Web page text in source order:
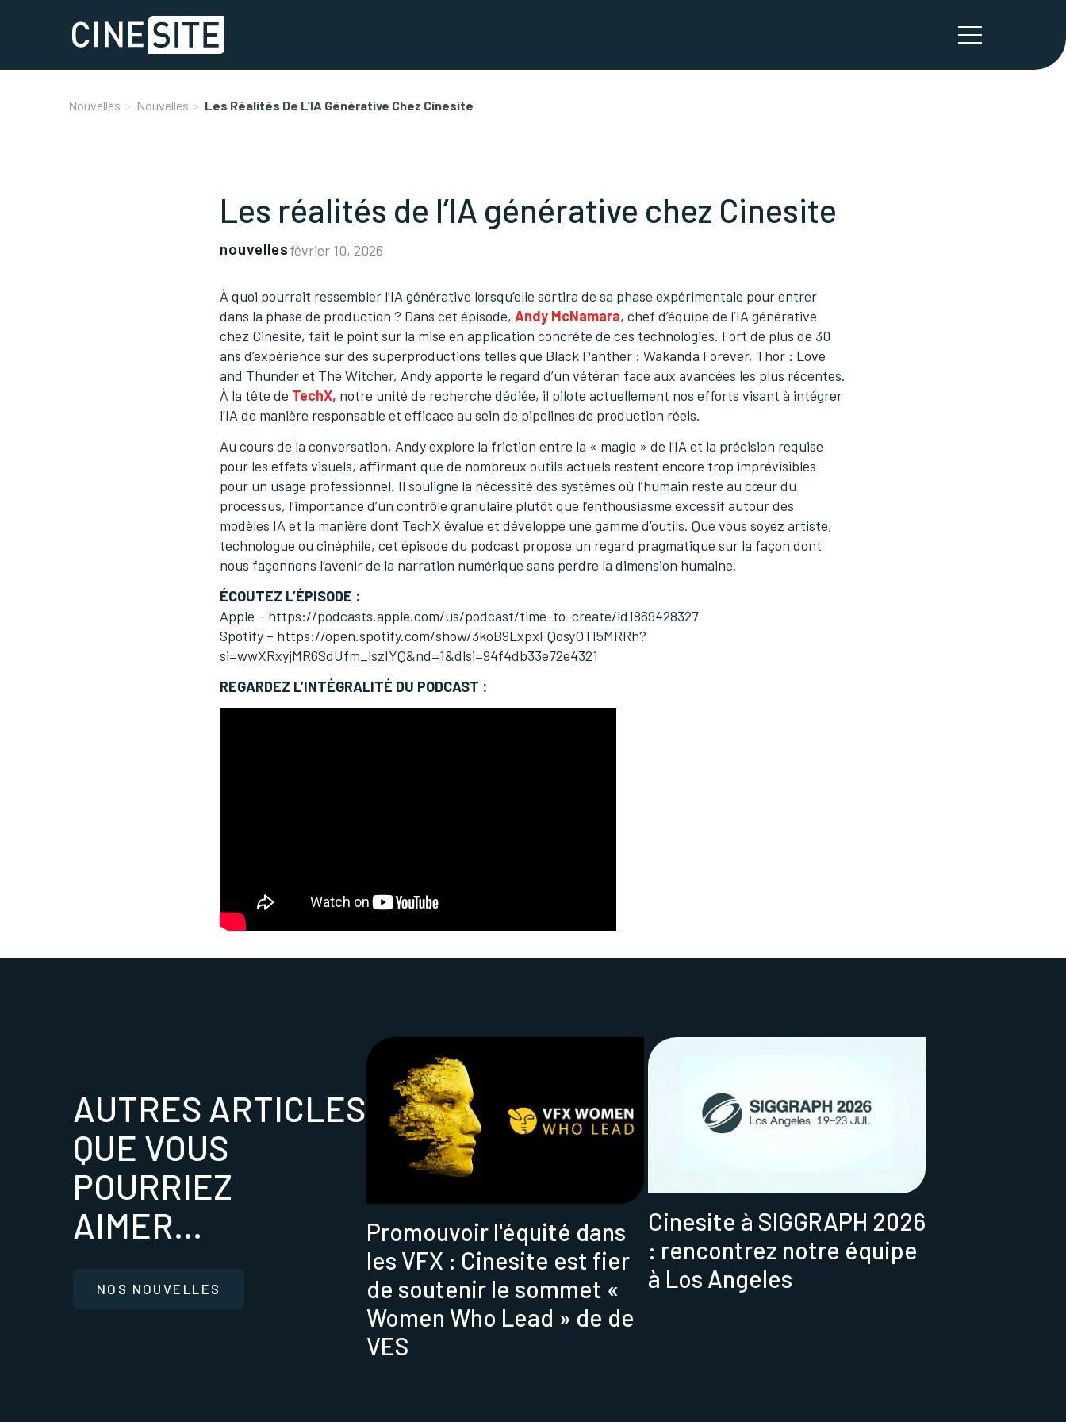
Nouvelles Nouvelles Les Réalités De L’IA Générative Chez Cinesite
Les réalités de l’IA générative chez Cinesite
nouvellesfévrier 10, 2026
À quoi pourrait ressembler l’IA générative lorsqu’elle sortira de sa phase expérimentale pour entrer
dans la phase de production ? Dans cet épisode, Andy McNamara, chef d’équipe de l’IA générative
chez Cinesite, fait le point sur la mise en application concrète de ces technologies. Fort de plus de 30
ans d’expérience sur des superproductions telles que Black Panther : Wakanda Forever, Thor : Love
and Thunder et The Witcher, Andy apporte le regard d’un vétéran face aux avancées les plus récentes.
À la tête de TechX, notre unité de recherche dédiée, il pilote actuellement nos efforts visant à intégrer
l’IA de manière responsable et efficace au sein de pipelines de production réels.
Au cours de la conversation, Andy explore la friction entre la « magie » de l’IA et la précision requise
pour les effets visuels, affirmant que de nombreux outils actuels restent encore trop imprévisibles
pour un usage professionnel. Il souligne la nécessité des systèmes où l’humain reste au cœur du
processus, l’importance d’un contrôle granulaire plutôt que l’enthousiasme excessif autour des
modèles IA et la manière dont TechX évalue et développe une gamme d’outils. Que vous soyez artiste,
technologue ou cinéphile, cet épisode du podcast propose un regard pragmatique sur la façon dont
nous façonnons l’avenir de la narration numérique sans perdre la dimension humaine.
ÉCOUTEZ L’ÉPISODE :
Apple – https://podcasts.apple.com/us/podcast/time-to-create/id1869428327
Spotify – https://open.spotify.com/show/3koB9LxpxFQosyOTI5MRRh?
si=wwXRxyjMR6SdUfm_lszIYQ&nd=1&dlsi=94f4db33e72e4321
REGARDEZ L’INTÉGRALITÉ DU PODCAST :
AUTRES ARTICLES
QUE VOUS
POURRIEZ
AIMER...
NOS NOUVELLES
Promouvoir l'équité dans
les VFX : Cinesite est fier
de soutenir le sommet «
Women Who Lead » de de
VES
Cinesite à SIGGRAPH 2026
: rencontrez notre équipe
à Los Angeles